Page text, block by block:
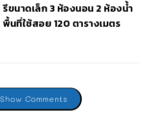
รีขนาดเล็ก 3 ห้องนอน 2 ห้องน้ำ
พื้นที่ใช้สอย 120 ตารางเมตร
Show Comments